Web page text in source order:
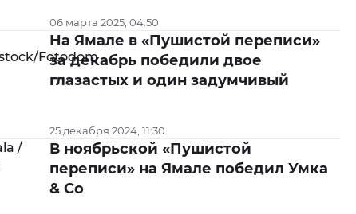
06 марта 2025, 04:50
На Ямале в «Пушистой переписи»
за декабрь победили двое
глазастых и один задумчивый
25 декабря 2024, 11:30
В ноябрьской «Пушистой
переписи» на Ямале победил Умка
& Co